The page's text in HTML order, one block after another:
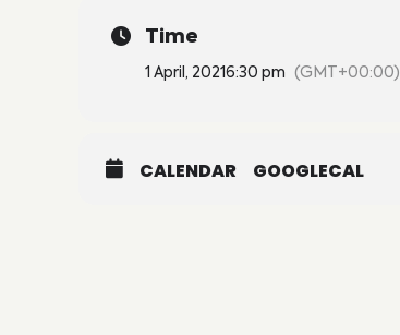
Time
1 April, 20216:30 pm (GMT+00:00)
CALENDAR GOOGLECAL